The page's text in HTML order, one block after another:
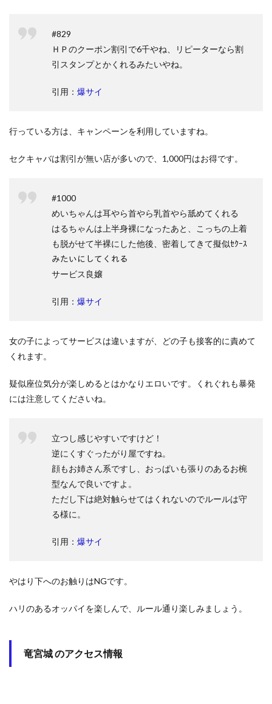
#829
ＨＰのクーポン割引で6千やね、リピーターなら割
引スタンプとかくれるみたいやね。
引用： 爆サイ
行っている方は、キャンペーンを利用していますね。
セクキャバは割引が無い店が多いので、1,000円はお得です。
#1000
めいちゃんは耳やら首やら乳首やら舐めてくれる
はるちゃんは上半身裸になったあと、こっちの上着
も脱がせて半裸にした他後、密着してきて擬似ｾｸｰｽ
みたいにしてくれる
サービス良嬢
引用： 爆サイ
女の子によってサービスは違いますが、どの子も接客的に責めて
くれます。
疑似座位気分が楽しめるとはかなりエロいです。くれぐれも暴発
には注意してくださいね。
立つし感じやすいですけど！
逆にくすぐったがり屋ですね。
顔もお姉さん系ですし、おっぱいも張りのあるお椀
型なんで良いですよ。
ただし下は絶対触らせてはくれないのでルールは守
る様に。
引用： 爆サイ
やはり下へのお触りはNGです。
ハリのあるオッパイを楽しんで、ルール通り楽しみましょう。
竜宮城 のアクセス情報